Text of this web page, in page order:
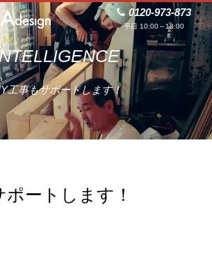
0120-973-873
平日 10:00～18:00
工事もサポートします！
ートします！